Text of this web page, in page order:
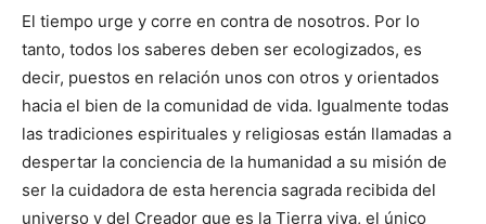
El tiempo urge y corre en contra de nosotros. Por lo
tanto, todos los saberes deben ser ecologizados, es
decir, puestos en relación unos con otros y orientados
hacia el bien de la comunidad de vida. Igualmente todas
las tradiciones espirituales y religiosas están llamadas a
despertar la conciencia de la humanidad a su misión de
ser la cuidadora de esta herencia sagrada recibida del
universo y del Creador que es la Tierra viva, el único